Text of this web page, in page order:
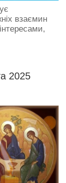
взаємин
2025